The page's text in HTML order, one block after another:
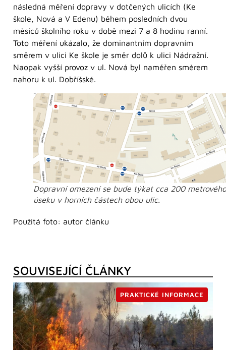
následná měření dopravy v dotčených ulicích (Ke
škole, Nová a V Edenu) během posledních dvou
měsíců školního roku v době mezi 7 a 8 hodinu ranní.
Toto měření ukázalo, že dominantním dopravním
směrem v ulici Ke škole je směr dolů k ulici Nádražní.
Naopak vyšší provoz v ul. Nová byl naměřen směrem
nahoru k ul. Dobříšské.
Dopravní omezení se bude týkat cca 200 metrového
úseku v horních částech obou ulic.
Použitá foto: autor článku
SOUVISEJÍCÍ ČLÁNKY
PRAKTICKÉ INFORMACE